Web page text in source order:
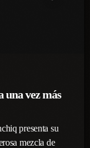
una vez más
presenta su
mezcla de